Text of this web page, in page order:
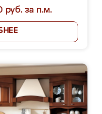
руб. за п.м.